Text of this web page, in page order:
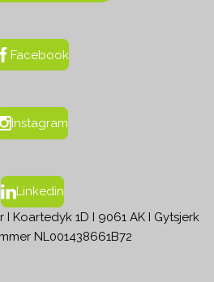
Facebook
Instagram
Linkedin
I Koartedyk 1D I 9061 AK I Gytsjerk
NL001438661B72